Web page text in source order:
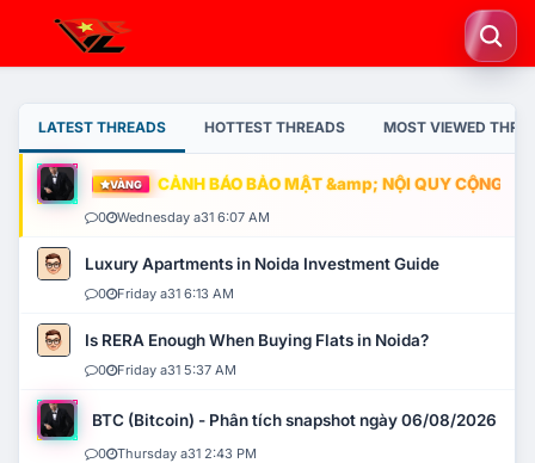
LATEST THREADS HOTTEST THREADS MOST VIEWED
VÀNG CẢNH BÁO BẢO MẬT &amp; NỘI QUY CỘNG
0 Wednesday a31 6:07 AM
Luxury Apartments in Noida Investment Guide
0 Friday a31 6:13 AM
Is RERA Enough When Buying Flats in Noida?
0 Friday a31 5:37 AM
BTC (Bitcoin) - Phân tích snapshot ngày 06/08/2026
0 Thursday a31 2:43 PM